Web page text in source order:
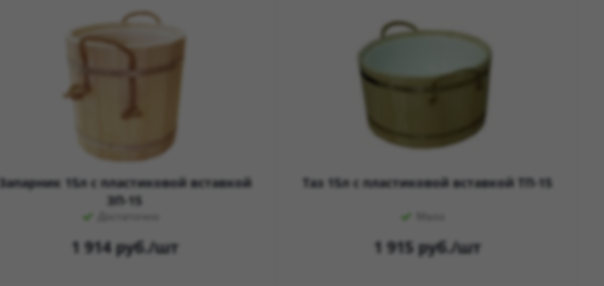
Запарник 15л с пластиковой вставкой
ЗП-15
1 914руб./шт
Таз 15л с пластиковой вставкой ТП-15
1 915руб./шт